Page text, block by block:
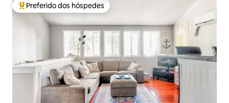
Entre os melhores preferidos dos hóspedes
Preferido dos hóspedes